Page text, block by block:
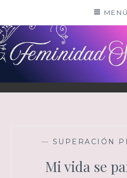
contenido
MENÚ
— SUPERACIÓN
Mi vida se